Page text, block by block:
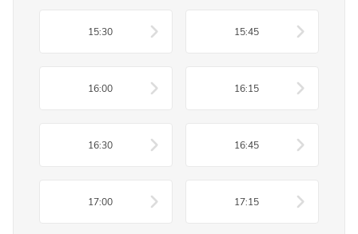
15:30 15:45
16:00 16:15
16:30 16:45
17:00 17:15